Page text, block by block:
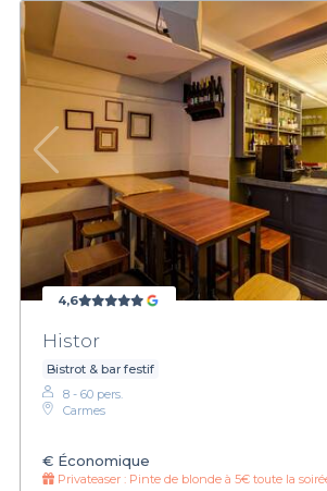
4,6
Histor
Bistrot & bar festif
8 - 60 pers.
Carmes
€ Économique
Privateaser : Pinte de blonde à 5€ toute la